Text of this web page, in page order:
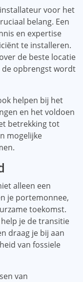
voor het
belang. Een
en expertise
te installeren.
de beste locatie
de opbrengst wordt
helpen bij het
en het voldoen
betrekking tot
mogelijke
alleen een
je portemonnee,
toekomst.
je de transitie
draag je bij aan
van fossiele
van